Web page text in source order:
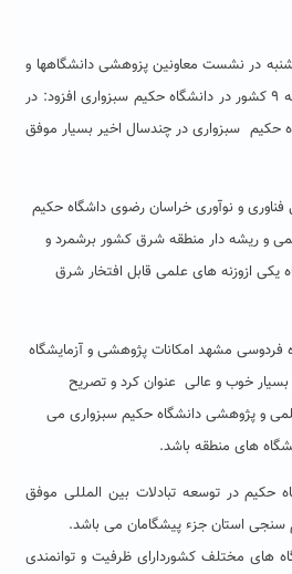
در نشست معاونین پزوهشی دانشگاهها و
مراکز پژوهشی و آموزشی منطقه ۹ کشور در دانشگاه حکیم سبزواری افزود: در
سبزواری در چندسال اخیر بسیار موفق
و نوآوری خراسان رضوی داشگاه حکیم
و ریشه دار منطقه شرق کشور برشمرد و
یکی ازوزنه های علمی قابل افتخار شرق
فردوسی مشهد امکانات پژوهشی و آزمایشگاه
خوب و عالی عنوان کرد و تصریح
و پژوهشی دانشگاه حکیم سبزواری می
های منطقه باشد.
حکیم در توسعه تبادلات بین المللی موفق
استان جزء پیشگامان می باشد.
های مختلف کشوردارای ظرفیت و توانمندی